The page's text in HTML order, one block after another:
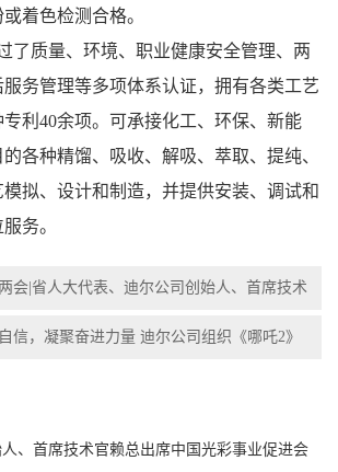
着色检测合格。
了质量、环境、职业健康安全管理、两
务管理等多项体系认证，拥有各类工艺
利40余项。可承接化工、环保、新能
各种精馏、吸收、解吸、萃取、提纯、
拟、设计和制造，并提供安装、调试和
务。
会|省人大代表、迪尔公司创始人、首席技术
，听取审议政府工作报告、建言献策
信，凝聚奋进力量 迪尔公司组织《哪吒2》
、首席技术官赖总出席中国光彩事业促进会